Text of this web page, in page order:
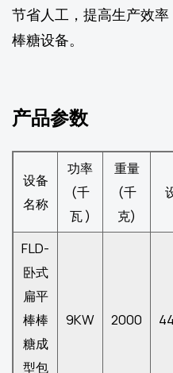
节省人工，提高生产效
棒糖设备。
产品参数
设备
名称
功率
(千
瓦 )
重量
(千
克)
FLD-
卧式
扁平
棒棒
糖成
型包
9KW 2000